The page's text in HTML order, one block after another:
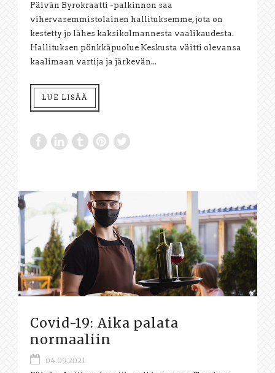
Päivän Byrokraatti -palkinnon saa
vihervasemmistolainen hallituksemme, jota on
kestetty jo lähes kaksikolmannesta vaalikaudesta.
Hallituksen pönkkäpuolue Keskusta väitti olevansa
kaalimaan vartija ja järkevän...
LUE LISÄÄ
Covid-19: Aika palata
normaaliin
04.09.2021